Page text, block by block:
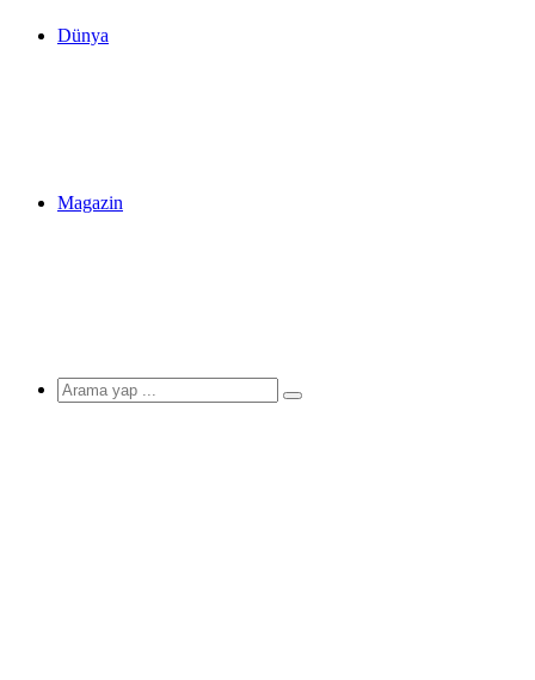
Dünya
Magazin
Arama